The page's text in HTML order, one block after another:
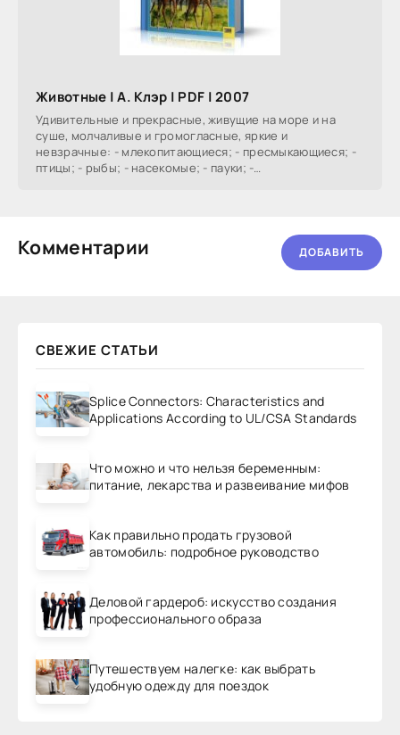
Животные | А. Клэр | PDF | 2007
Удивительные и прекрасные, живущие на море и на
суше, молчаливые и громогласные, яркие и
невзрачные: - млекопитающиеся; - пресмыкающиеся; -
птицы; - рыбы; - насекомые; - пауки; -
Комментарии ДОБАВИТЬ
СВЕЖИЕ СТАТЬИ
Splice Connectors: Characteristics and
Applications According to UL/CSA Standards
Что можно и что нельзя беременным:
питание, лекарства и развеивание мифов
Как правильно продать грузовой
автомобиль: подробное руководство
Деловой гардероб: искусство создания
профессионального образа
Путешествуем налегке: как выбрать
удобную одежду для поездок